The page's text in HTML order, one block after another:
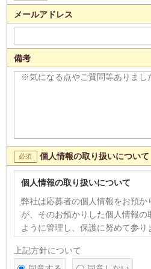
メールアドレス
備考
個人情報の取り扱いについて
個人情報の取り扱いについて
弊社は応募者の個人情報をお預か
が、そのお預かりした個人情報
ように管理し、保護に努めて参り
【個人情報の利用目的】
1)応募者への連絡、採用選考のた
上記方針について